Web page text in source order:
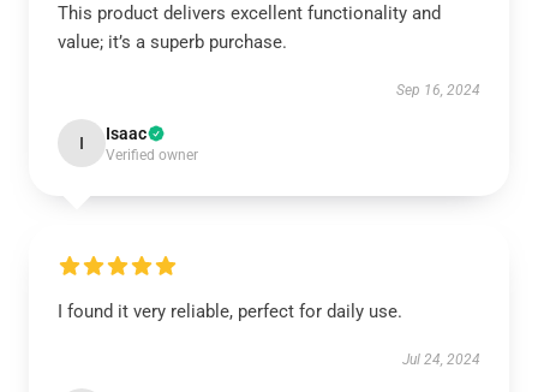
This product delivers excellent functionality and
value; it’s a superb purchase.
Sep 16, 2024
I Isaac
Verified owner
I found it very reliable, perfect for daily use.
Jul 24, 2024